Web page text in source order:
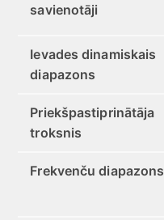
savienotāji
Ievades dinamiskais
diapazons
Priekšpastiprinātāja
troksnis
Frekvenču diapazons